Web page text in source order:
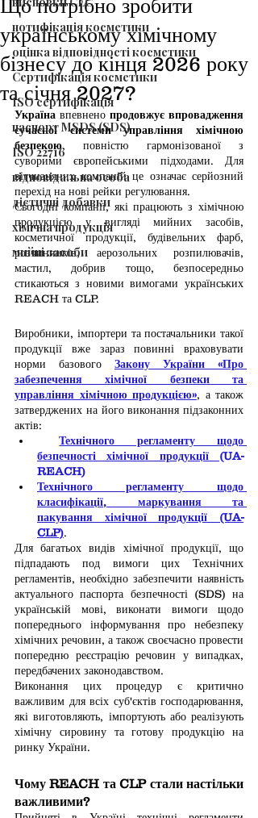
нотифікація косметики
оцінка відповідності косметики
Сертифікація косметики
ISO сертифікація
паспорт MSDS (SDS)
ISO 22716
відповідальна особа
дієтичні добавки
хімічна продукція
мийні засоби
Що потрібно зробити
українському хімічному
бізнесу до кінця 2026 року
та січня 2027?
Україна впевнено продовжує впровадження
сучасної системи управління хімічною
безпекою, повністю гармонізованої з
суворими європейськими підходами. Для
вітчизняних компаній це означає серйозний
перехід на нові рейки регулювання.
Сьогодні компанії, які працюють з хімічною
продукцією у вигляді мийних засобів,
косметичної продукції, будівельних фарб,
розчинників, аерозольних розпилювачів,
мастил, добрив тощо, безпосередньо
стикаються з новими вимогами українських
REACH та CLP.
Виробники, імпортери та постачальники такої
продукції вже зараз повинні враховувати
норми базового Закону України «Про
забезпечення хімічної безпеки та
управління хімічною продукцією», а також
затверджених на його виконання підзаконних
актів:
Технічного регламенту щодо
безпечності хімічної продукції (UA-
REACH)
Технічного регламенту щодо
класифікації, маркування та
пакування хімічної продукції (UA-
CLP).
Для багатьох видів хімічної продукції, що
підпадають под вимоги цих Технічних
регламентів, необхідно забезпечити наявність
актуального паспорта безпечності (SDS) на
українській мові, виконати вимоги щодо
попереднього інформування про небезпеку
хімічних речовин, а також своєчасно провести
попередню реєстрацію речовин у випадках,
передбачених законодавством.
Виконання цих процедур є критично
важливим для всіх суб'єктів господарювання,
які виготовляють, імпортують або реалізують
хімічну сировину та готову продукцію на
ринку України.
Чому REACH та CLP стали настільки
важливими?